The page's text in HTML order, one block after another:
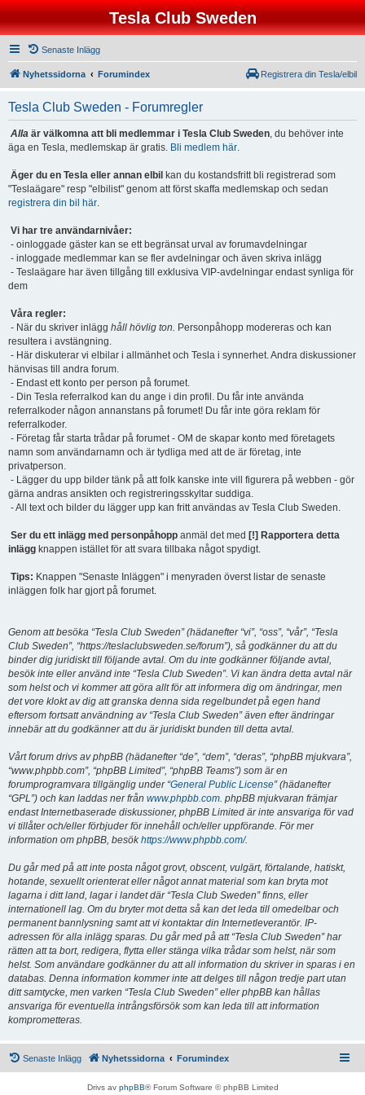
Tesla Club Sweden
Senaste Inlägg
Nyhetssidorna Forumindex Registrera din Tesla/elbil
Tesla Club Sweden - Forumregler
Alla är välkomna att bli medlemmar i Tesla Club Sweden, du behöver inte
äga en Tesla, medlemskap är gratis. Bli medlem här.
Äger du en Tesla eller annan elbil kan du kostandsfritt bli registrerad som
"Teslaägare" resp "elbilist" genom att först skaffa medlemskap och sedan
registrera din bil här.
Vi har tre användarnivåer:
- oinloggade gäster kan se ett begränsat urval av forumavdelningar
- inloggade medlemmar kan se fler avdelningar och även skriva inlägg
- Teslaägare har även tillgång till exklusiva VIP-avdelningar endast synliga för
dem
Våra regler:
- När du skriver inlägg håll hövlig ton. Personpåhopp modereras och kan
resultera i avstängning.
- Här diskuterar vi elbilar i allmänhet och Tesla i synnerhet. Andra diskussioner
hänvisas till andra forum.
- Endast ett konto per person på forumet.
- Din Tesla referralkod kan du ange i din profil. Du får inte använda
referralkoder någon annanstans på forumet! Du får inte göra reklam för
referralkoder.
- Företag får starta trådar på forumet - OM de skapar konto med företagets
namn som användarnamn och är tydliga med att de är företag, inte
privatperson.
- Lägger du upp bilder tänk på att folk kanske inte vill figurera på webben - gör
gärna andras ansikten och registreringsskyltar suddiga.
- All text och bilder du lägger upp kan fritt användas av Tesla Club Sweden.
Ser du ett inlägg med personpåhopp anmäl det med [!] Rapportera detta
inlägg knappen istället för att svara tillbaka något spydigt.
Tips: Knappen "Senaste Inläggen" i menyraden överst listar de senaste
inläggen folk har gjort på forumet.
Genom att besöka “Tesla Club Sweden” (hädanefter “vi”, “oss”, “vår”, “Tesla
Club Sweden”, “https://teslaclubsweden.se/forum”), så godkänner du att du
binder dig juridiskt till följande avtal. Om du inte godkänner följande avtal,
besök inte eller använd inte “Tesla Club Sweden”. Vi kan ändra detta avtal när
som helst och vi kommer att göra allt för att informera dig om ändringar, men
det vore klokt av dig att granska denna sida regelbundet på egen hand
eftersom fortsatt användning av “Tesla Club Sweden” även efter ändringar
innebär att du godkänner att du är juridiskt bunden till detta avtal.
Vårt forum drivs av phpBB (hädanefter “de”, “dem”, “deras”, “phpBB mjukvara”,
“www.phpbb.com”, “phpBB Limited”, “phpBB Teams”) som är en
forumprogramvara tillgänglig under “General Public License” (hädanefter
“GPL”) och kan laddas ner från www.phpbb.com. phpBB mjukvaran främjar
endast Internetbaserade diskussioner, phpBB Limited är inte ansvariga för vad
vi tillåter och/eller förbjuder för innehåll och/eller uppförande. För mer
information om phpBB, besökhttps://www.phpbb.com/.
Du går med på att inte posta något grovt, obscent, vulgärt, förtalande, hatiskt,
hotande, sexuellt orienterat eller något annat material som kan bryta mot
lagarna i ditt land, lagar i landet där “Tesla Club Sweden” finns, eller
internationell lag. Om du bryter mot detta så kan det leda till omedelbar och
permanent bannlysning samt att vi kontaktar din Internetleverantör. IP-
adressen för alla inlägg sparas. Du går med på att “Tesla Club Sweden” har
rätten att ta bort, redigera, flytta eller stänga vilka trådar som helst, när som
helst. Som användare godkänner du att all information du skriver in sparas i en
databas. Denna information kommer inte att delges till någon tredje part utan
ditt samtycke, men varken “Tesla Club Sweden” eller phpBB kan hållas
ansvariga för eventuella intrångsförsök som kan leda till att information
komprometteras.
Senaste Inlägg Nyhetssidorna Forumindex
Drivs av phpBB® Forum Software © phpBB Limited